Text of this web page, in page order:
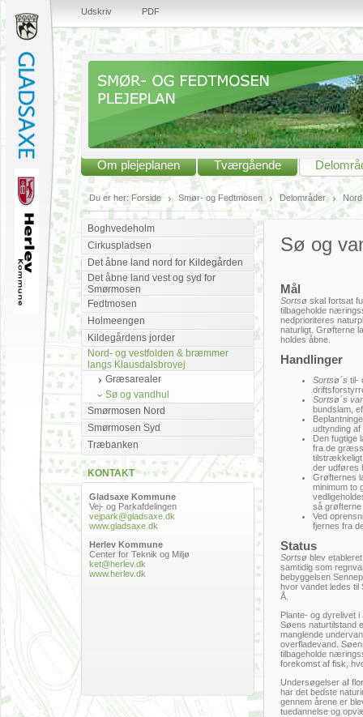
Udskriv PDF
Om plejeplanen Tværgående
Du er her:Forside Smør- og Fedtmosen Delområder
Boghvedeholm
Cirkuspladsen
Det åbne land nord for Kildegården
Det åbne land vest og syd for
Smørmosen
Fedtmosen
Holmeengen
Kildegårdens jorder
Nord- og vestfolden & bræmmer
langs Klausdalsbrovej
Græsarealer
Sø og vandhul
Smørmosen Nord
Smørmosen Syd
Træbanken
KONTAKT
Gladsaxe Kommune
Vej- og Parkafdelingen
vejpark@gladsaxe.dk
www.gladsaxe.dk
Herlev Kommune
Center for Teknik og Miljø
ket@herlev.dk
www.herlev.dk
Sø og
Mål
Sortsø skal fortsat
tilbageholde
nedprioriteres
naturligt. Grøfterne
holdes åbne.
Handlinger
Sortsø´s til-
Sortsø´s
bundslam,
udtynding
Den fugtige
fra de
tilstrækkeligt
der
Grøfternes
minimum to
så
Ved
fjernes fra
Status
Sortsø blev
samtidig som
bebyggelsen
hvor vandet ledes til
Å.
Plante- og dyrelivet i
Søens naturtilstand
manglende
overfladevand.
tilbageholde
forekomst af fisk,
Undersøgelser af
har det bedste
gennem årene er
tuedannelse og